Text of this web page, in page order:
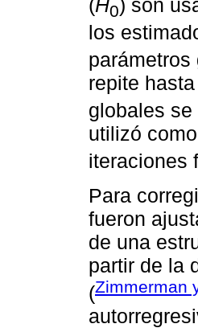
(H0) son
los
repite
globales
utilizó
iteraciones
Para
fueron
de una
partir de la
(Zimmerman